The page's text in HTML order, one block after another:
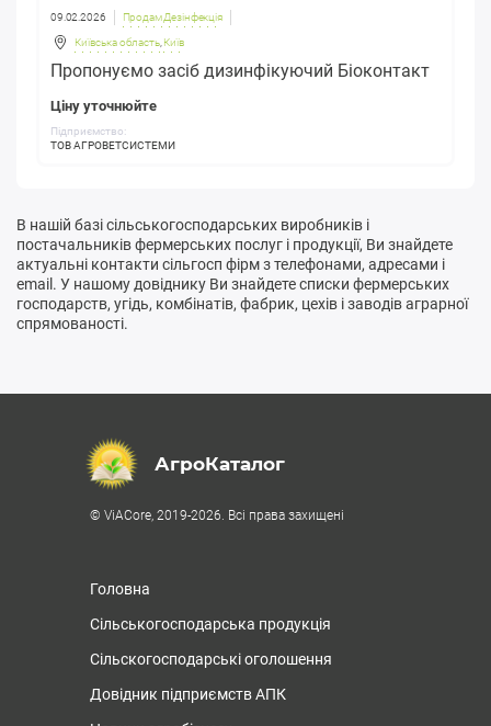
09.02.2026 Продам Дезінфекція
Київська область, Київ
Пропонуємо засіб дизинфікуючий Біоконтакт
Ціну уточнюйте
Підприємство:
ТОВ АГРОВЕТСИСТЕМИ
В нашій базі сільськогосподарських виробників і
постачальників фермерських послуг і продукції, Ви знайдете
актуальні контакти сільгосп фірм з телефонами, адресами і
email. У нашому довіднику Ви знайдете списки фермерських
господарств, угідь, комбінатів, фабрик, цехів і заводів аграрної
спрямованості.
АгроКаталог
© ViACore, 2019-2026. Всі права захищені
Головна
Сільськогосподарська продукція
Сільскогосподарські оголошення
Довідник підприємств АПК